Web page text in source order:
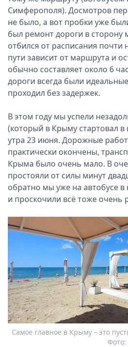
Симферополя). Досмотров
не было, а вот пробки уже
был ремонт дороги в сторону
отбился от расписания почти
пути зависит от маршрута и
обычно составляет около 6
дороги всегда были
проходил без задержек.
В этом году мы успели
(который в Крыму стартовал
утра 23 июня. Дорожные
практически окончены,
Крыма было очень мало. В
простояли от силы минут
обратно мы уже на автобусе
и проскочили всё тоже очень
Самое главное в Крыму – это
Фото: